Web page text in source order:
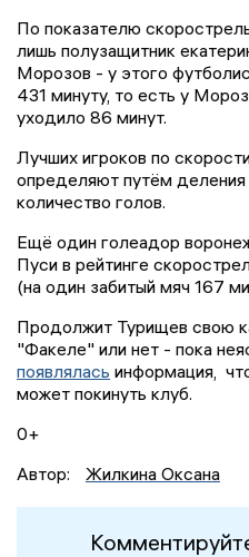
По показателю
лишь полузащитник
Морозов - у этого
431 минуту, то есть у
уходило 86 минут.
Лучших игроков по
определяют путём деления
количество голов.
Ещё один голеадор
Пуси в рейтинге
(на один забитый мяч 167
Продолжит Турищев свою
"Факеле" или нет - пока
появлялась информация,
может покинуть клуб.
0+
Автор:
Жилкина Оксана